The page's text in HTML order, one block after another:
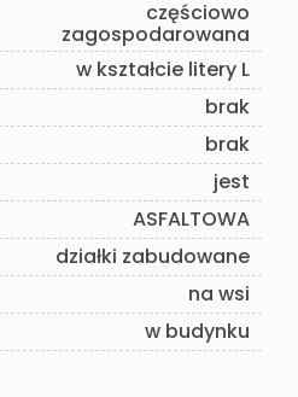
częściowo
zagospodarowana
w kształcie litery L
brak
brak
jest
ASFALTOWA
działki zabudowane
na wsi
w budynku